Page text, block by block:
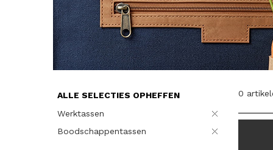
ALLE SELECTIES OPHEFFEN
Werktassen
Boodschappentassen
0